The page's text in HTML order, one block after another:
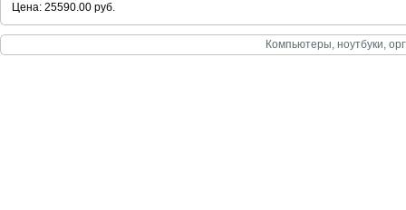
Цена: 25590.00 руб.
Компьютеры, ноутбуки,